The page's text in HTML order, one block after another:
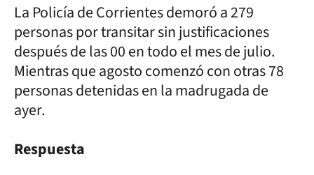
La Policía de Corrientes demoró a 279
personas por transitar sin justificaciones
después de las 00 en todo el mes de julio.
Mientras que agosto comenzó con otras 78
personas detenidas en la madrugada de
ayer.
Respuesta